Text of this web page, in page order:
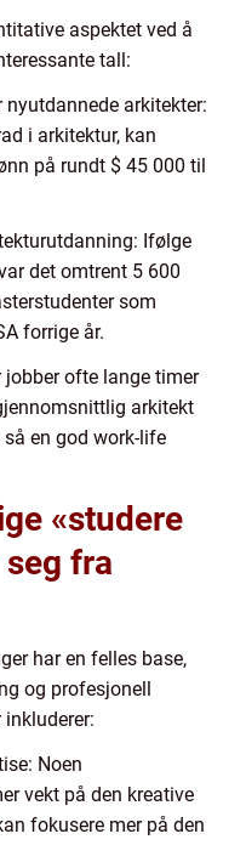
aspektet ved å
tall:
arkitekter:
i arkitektur, kan
på rundt $ 45 000 til
Ifølge
det omtrent 5 600
som
forrige år.
jobber ofte lange timer
arkitekt
en god work-life
«studere
fra
har en felles base,
og profesjonell
Noen
vekt på den kreative
fokusere mer på den